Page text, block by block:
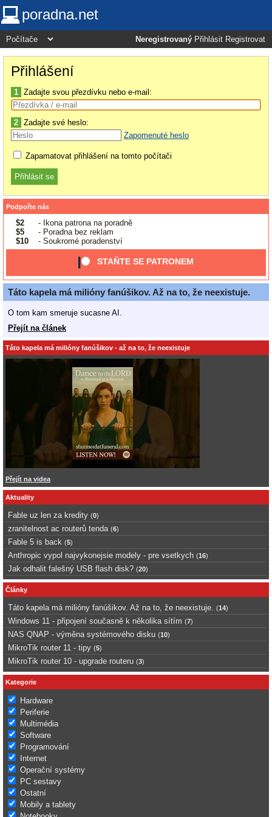
poradna.net
Neregistrovaný Přihlásit Registrovat
Přihlášení
1 Zadajte svou přezdívku nebo e-mail:
2 Zadajte své heslo:
Zapomenuté heslo
Zapamatovat přihlášení na tomto počítači
Podpořte nás
$2
- Ikona patrona na poradně
$5
- Poradna bez reklam
$10
- Soukromé poradenství
STAŇTE SE PATRONEM
Táto kapela má milióny fanúšikov. Až na to, že neexistuje.
O tom kam smeruje sucasne AI.
Přejít na článek
Táto kapela má milióny fanúšikov - až na to, že neexistuje
Přejít na videa
Aktuality
Fable uz len za kredity (0)
zranitelnost ac routerů tenda (6)
Fable 5 is back (5)
Anthropic vypol najvykonejsie modely - pre vsetkych (16)
Jak odhalit falešný USB flash disk? (20)
Články
Táto kapela má milióny fanúšikov. Až na to, že neexistuje. (14)
Windows 11 - připojení současně k několika sítím (7)
NAS QNAP - výměna systémového disku (10)
MikroTik router 11 - tipy (5)
MikroTik router 10 - upgrade routeru (3)
Kategorie
Hardware
Periferie
Multimédia
Software
Programování
Internet
Operační systémy
PC sestavy
Ostatní
Mobily a tablety